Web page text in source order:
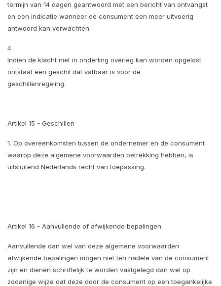
termijn van 14 dagen geantwoord met een bericht van ontvangst
en een indicatie wanneer de consument een meer uitvoerig
antwoord kan verwachten.
4.
Indien de klacht niet in onderling overleg kan worden opgelost
ontstaat een geschil dat vatbaar is voor de
geschillenregeling.
Artikel 15 - Geschillen
1. Op overeenkomsten tussen de ondernemer en de consument
waarop deze algemene voorwaarden betrekking hebben, is
uitsluitend Nederlands recht van toepassing.
Artikel 16 - Aanvullende of afwijkende bepalingen
Aanvullende dan wel van deze algemene voorwaarden
afwijkende bepalingen mogen niet ten nadele van de consument
zijn en dienen schriftelijk te worden vastgelegd dan wel op
zodanige wijze dat deze door de consument op een toegankelijke